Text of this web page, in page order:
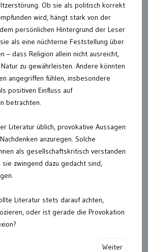
Ob sie als politisch korrekt
wird, hängt stark von der
persönlichen Hintergrund der Leser
als eine nüchterne Feststellung über
– dass Religion allein nicht ausreicht,
zu gewährleisten. Andere könnten
angegriffen fühlen, insbesondere
positiven Einfluss auf
betrachten.
Literatur üblich, provokative Aussagen
anzuregen. Solche
als gesellschaftskritisch verstanden
zwingend dazu gedacht sind,
Literatur stets darauf achten,
oder ist gerade die Provokation
Weiter